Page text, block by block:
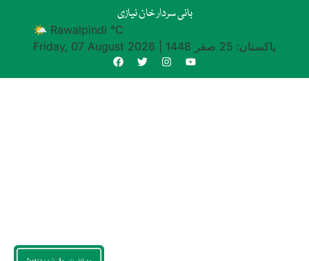
بانی سردار خان نیازی
🌤 Rawalpindi °C
Friday, 07 August 2026
پاکستان: 25 صفر 1448